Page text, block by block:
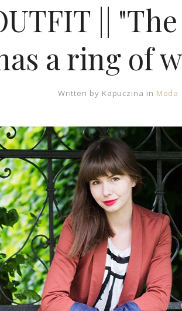
||
a ring of
Written by Kapuczina in Moda